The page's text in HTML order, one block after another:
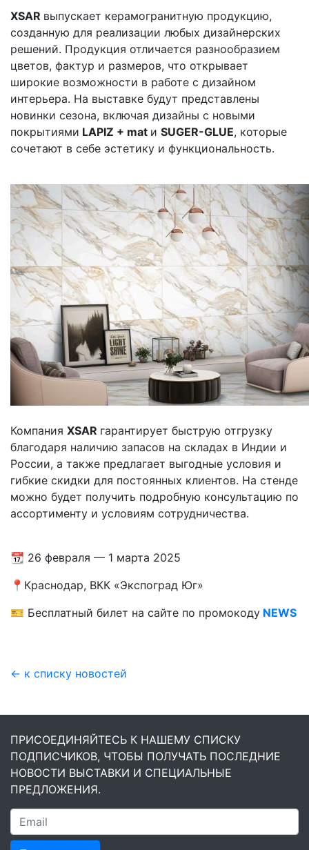
XSAR выпускает керамогранитную продукцию,
созданную для реализации любых дизайнерских
решений. Продукция отличается разнообразием
цветов, фактур и размеров, что открывает
широкие возможности в работе с дизайном
интерьера. На выставке будут представлены
новинки сезона, включая дизайны с новыми
покрытиями LAPIZ + mat и SUGER-GLUE, которые
сочетают в себе эстетику и функциональность.
Компания XSAR гарантирует быструю отгрузку
благодаря наличию запасов на складах в Индии и
России, а также предлагает выгодные условия и
гибкие скидки для постоянных клиентов. На стенде
можно будет получить подробную консультацию по
ассортименту и условиям сотрудничества.
📆 26 февраля — 1 марта 2025
📍Краснодар, ВКК «Экспоград Юг»
🎫 Бесплатный билет на сайте по промокоду NEWS
← к списку новостей
ПРИСОЕДИНЯЙТЕСЬ К НАШЕМУ СПИСКУ
ПОДПИСЧИКОВ, ЧТОБЫ ПОЛУЧАТЬ ПОСЛЕДНИЕ
НОВОСТИ ВЫСТАВКИ И СПЕЦИАЛЬНЫЕ
ПРЕДЛОЖЕНИЯ.